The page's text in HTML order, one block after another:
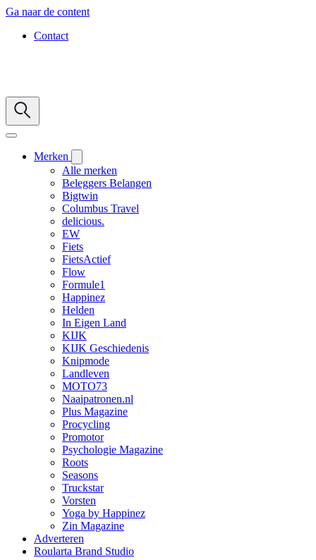
Ga naar de content
Contact
Merken
Alle merken
Beleggers Belangen
Bigtwin
Columbus Travel
delicious.
EW
Fiets
FietsActief
Flow
Formule1
Happinez
Helden
In Eigen Land
KIJK
KIJK Geschiedenis
Knipmode
Landleven
MOTO73
Naaipatronen.nl
Plus Magazine
Procycling
Promotor
Psychologie Magazine
Roots
Seasons
Truckstar
Vorsten
Yoga by Happinez
Zin Magazine
Adverteren
Roularta Brand Studio